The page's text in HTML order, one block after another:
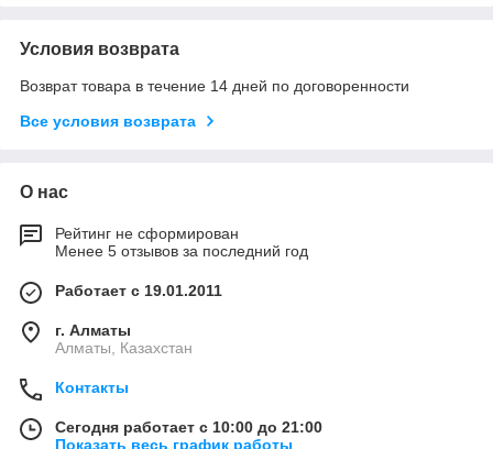
Условия возврата
Возврат товара в течение 14 дней по договоренности
Все условия возврата
О нас
Рейтинг не сформирован
Менее 5 отзывов за последний год
Работает с 19.01.2011
г. Алматы
Алматы, Казахстан
Контакты
Сегодня работает с 10:00 до 21:00
Показать весь график работы